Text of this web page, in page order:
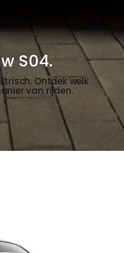
S04.
Ontdek welk
van rijden.